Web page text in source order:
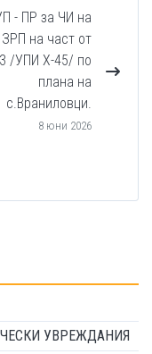
- ПР за ЧИ на
ЗРП на част от
/УПИ X-45/ по
плана на
с.Враниловци.
8 юни 2026
УВРЕЖДАНИЯ